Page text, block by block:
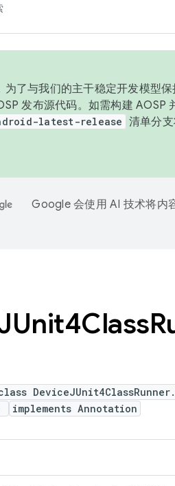
为了与我们的主干稳定开发模型
发布源代码。如需构建 AOSP
latest-release 清单分
Google 会使用 AI 技术将内
implements Annotation